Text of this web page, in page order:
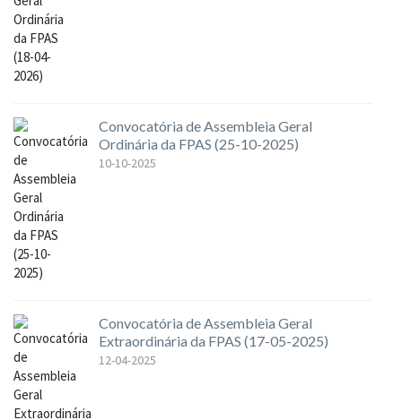
Convocatória de Assembleia Geral
Ordinária da FPAS (25-10-2025)
10-10-2025
Convocatória de Assembleia Geral
Extraordinária da FPAS (17-05-2025)
12-04-2025